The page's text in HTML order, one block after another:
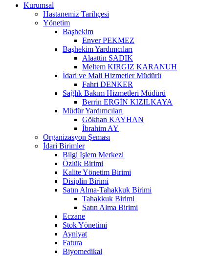
Kurumsal
Hastanemiz Tarihçesi
Yönetim
Başhekim
Enver PEKMEZ
Başhekim Yardımcıları
Alaattin SADIK
Meltem KIRGIZ KARANUH
İdari ve Mali Hizmetler Müdürü
Fahri DENKER
Sağlık Bakım Hizmetleri Müdürü
Berrin ERGİN KIZILKAYA
Müdür Yardımcıları
Gökhan KAYHAN
İbrahim AY
Organizasyon Şeması
İdari Birimler
Bilgi İşlem Merkezi
Özlük Birimi
Kalite Yönetim Birimi
Disiplin Birimi
Satın Alma-Tahakkuk Birimi
Tahakkuk Birimi
Satın Alma Birimi
Eczane
Stok Yönetimi
Ayniyat
Fatura
Biyomedikal